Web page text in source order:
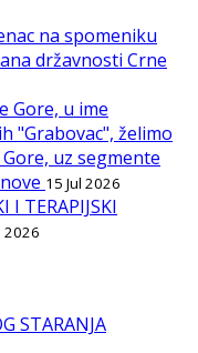
na spomeniku
državnosti Crne
Gore, u ime
"Grabovac", želimo
uz segmente
15 Jul 2026
I TERAPIJSKI
2026
STARANJA